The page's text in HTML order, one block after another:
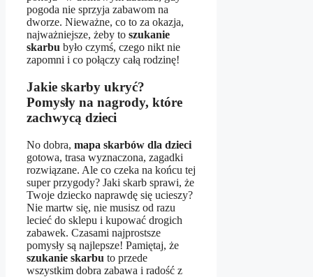
pogoda nie sprzyja zabawom na
dworze. Nieważne, co to za okazja,
najważniejsze, żeby to szukanie
skarbu było czymś, czego nikt nie
zapomni i co połączy całą rodzinę!
Jakie skarby ukryć?
Pomysły na nagrody, które
zachwycą dzieci
No dobra, mapa skarbów dla dzieci
gotowa, trasa wyznaczona, zagadki
rozwiązane. Ale co czeka na końcu tej
super przygody? Jaki skarb sprawi, że
Twoje dziecko naprawdę się ucieszy?
Nie martw się, nie musisz od razu
lecieć do sklepu i kupować drogich
zabawek. Czasami najprostsze
pomysły są najlepsze! Pamiętaj, że
szukanie skarbu to przede
wszystkim dobra zabawa i radość z